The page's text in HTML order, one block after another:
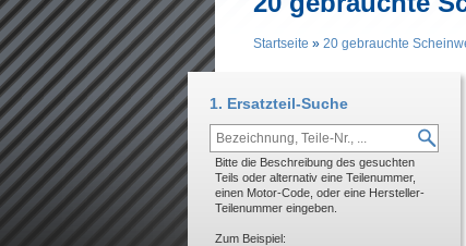
Startseite » 20 gebrauchte
1. Ersatzteil-Suche
Bitte die Beschreibung des gesuchten
Teils oder alternativ eine Teilenummer,
einen Motor-Code, oder eine Hersteller-
Teilenummer eingeben.
Zum Beispiel: